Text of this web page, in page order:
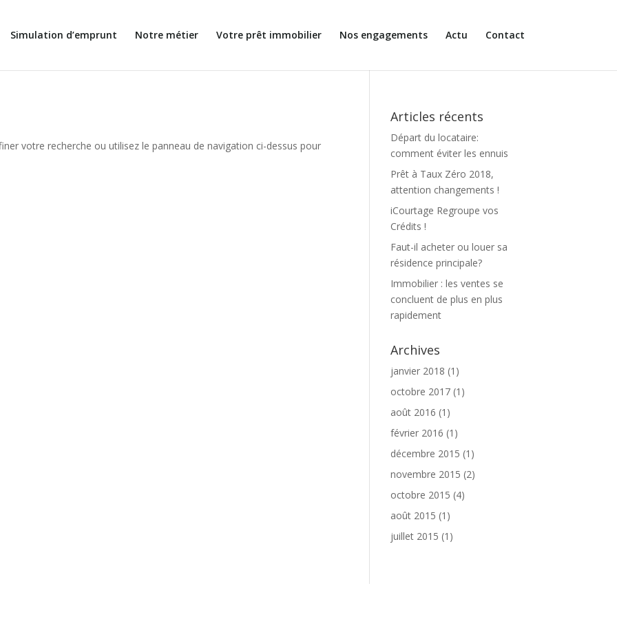
Simulation d’emprunt Notre métier Votre prêt immobilier Nos engagements Actu Contact
votre recherche ou utilisez le panneau de navigation ci-dessus pour
Articles récents
Départ du locataire:
comment éviter les ennuis
Prêt à Taux Zéro 2018,
attention changements !
iCourtage Regroupe vos
Crédits !
Faut-il acheter ou louer sa
résidence principale?
Immobilier : les ventes se
concluent de plus en plus
rapidement
Archives
janvier 2018 (1)
octobre 2017 (1)
août 2016 (1)
février 2016 (1)
décembre 2015 (1)
novembre 2015 (2)
octobre 2015 (4)
août 2015 (1)
juillet 2015 (1)